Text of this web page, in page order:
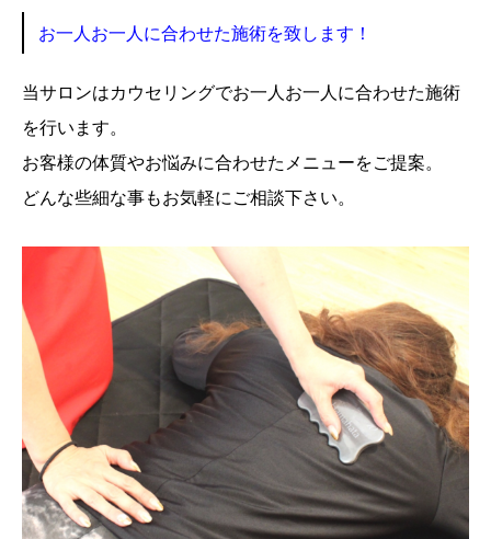
お一人お一人に合わせた施術を致します！
当サロンはカウセリングでお一人お一人に合わせた施術
を行います。
お客様の体質やお悩みに合わせたメニューをご提案。
どんな些細な事もお気軽にご相談下さい。